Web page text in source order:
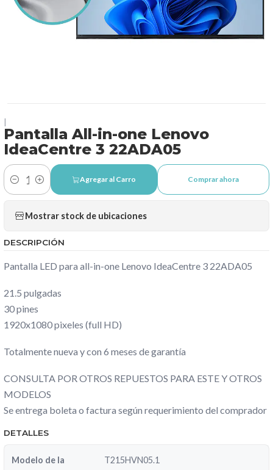
Pantalla All-in-one Lenovo
IdeaCentre 3 22ADA05
Cantidad
Agregar al Carro Comprar ahora
Mostrar stock de ubicaciones
DESCRIPCIÓN
Pantalla LED para all-in-one Lenovo IdeaCentre 3 22ADA05
21.5 pulgadas
30 pines
1920x1080 pixeles (full HD)
Totalmente nueva y con 6 meses de garantía
CONSULTA POR OTROS REPUESTOS PARA ESTE Y OTROS
MODELOS
Se entrega boleta o factura según requerimiento del comprador
DETALLES
Modelo de la
T215HVN05.1